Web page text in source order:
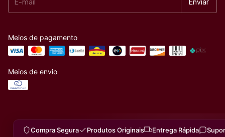
Meios de pagamento
Meios de envio
Compra Segura Produtos Originais Entrega Rápida